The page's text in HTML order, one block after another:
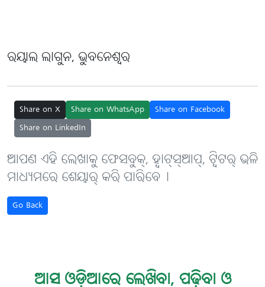
ରୟାଲ ଲାଗୁନ, ଭୁବନେଶ୍ୱର
Share on X Share on WhatsApp
Share on Facebook
Share on LinkedIn
ଆପଣ ଏହି ଲେଖାକୁ ଫେସବୁକ୍, ହ୍ବାଟ୍‌ସ୍‌ଆପ୍, ଟ୍ବିଟର୍ ଭଳି
ମାଧ୍ୟମରେ ଶେୟାର୍ କରି ପାରିବେ୤
Go Back
ଆସ ଓଡ଼ିଆରେ ଲେଖିବା, ପଢ଼ିବା ଓ